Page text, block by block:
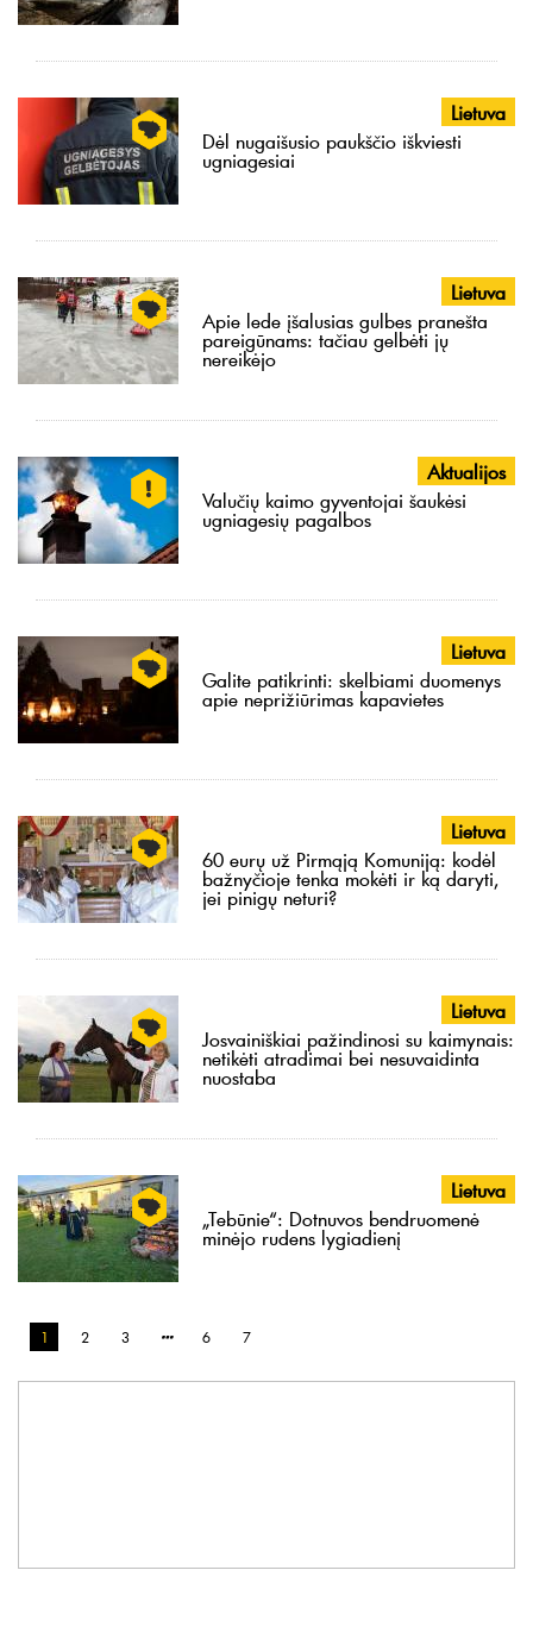
Lietuva
Dėl nugaišusio paukščio iškviesti
ugniagesiai
Lietuva
Apie lede įšalusias gulbes pranešta
pareigūnams: tačiau gelbėti jų
nereikėjo
Aktualijos
Valučių kaimo gyventojai šaukėsi
ugniagesių pagalbos
Lietuva
Galite patikrinti: skelbiami duomenys
apie neprižiūrimas kapavietes
Lietuva
60 eurų už Pirmąją Komuniją: kodėl
bažnyčioje tenka mokėti ir ką daryti,
jei pinigų neturi?
Lietuva
Josvainiškiai pažindinosi su kaimynais:
netikėti atradimai bei nesuvaidinta
nuostaba
Lietuva
„Tebūnie“: Dotnuvos bendruomenė
minėjo rudens lygiadienį
1 2 3 6 7